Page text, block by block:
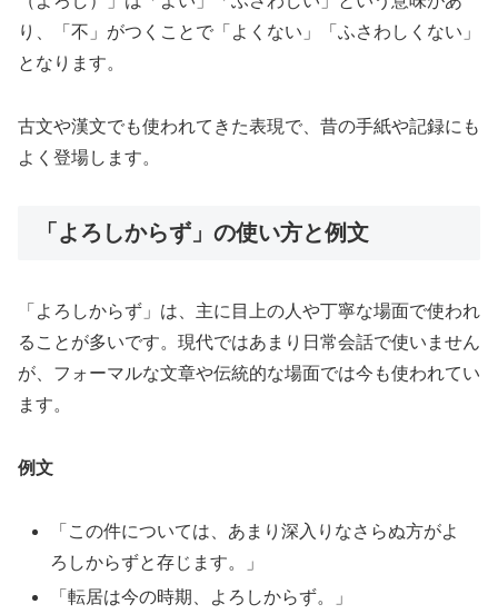
り、「不」がつくことで「よくない」「ふさわしくない」
となります。
古文や漢文でも使われてきた表現で、昔の手紙や記録にも
よく登場します。
「よろしからず」の使い方と例文
「よろしからず」は、主に目上の人や丁寧な場面で使われ
ることが多いです。現代ではあまり日常会話で使いません
が、フォーマルな文章や伝統的な場面では今も使われてい
ます。
例文
「この件については、あまり深入りなさらぬ方がよ
ろしからずと存じます。」
「転居は今の時期、よろしからず。」